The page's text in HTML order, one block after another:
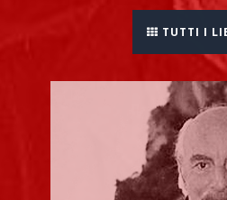
TUTTI I